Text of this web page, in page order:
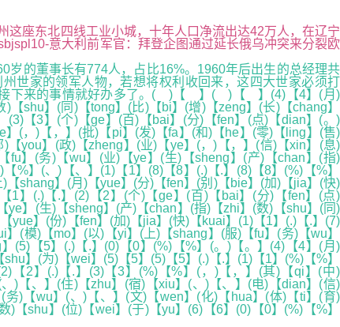
座东北四线工业小城，十年人口净流出达42万人，在辽宁
意大利前军官：拜登企图通过延长俄乌冲突来分裂欧
的董事长有774人，占比16%。1960年后出生的总经理共
家的领军人物，若想将权利收回来，这四大世家必须打
接下来的事情就好办多了。( )【 】( )【 】(4)【4】(月)
shu】(同)【tong】(比)【bi】(增)【zeng】(长)【chang】
【3】(个)【ge】(百)【bai】(分)【fen】(点)【dian】(。)
(，)【，】(批)【pi】(发)【fa】(和)【he】(零)【ling】(售)
【you】(政)【zheng】(业)【ye】(，)【，】(信)【xin】(息)
fu】(务)【wu】(业)【ye】(生)【sheng】(产)【chan】(指)
%】(、)【、】(1)【1】(8)【8】(.)【.】(8)【8】(%)【%】
shang】(月)【yue】(分)【fen】(别)【bie】(加)【jia】(快)
1】(.)【.】(2)【2】(个)【ge】(百)【bai】(分)【fen】(点)
ye】(生)【sheng】(产)【chan】(指)【zhi】(数)【shu】(同)
yue】(份)【fen】(加)【jia】(快)【kuai】(1)【1】(.)【.】(7)
(模)【mo】(以)【yi】(上)【shang】(服)【fu】(务)【wu】
(5)【5】(.)【.】(0)【0】(%)【%】(。)【。】(4)【4】(月)
】(为)【wei】(5)【5】(5)【5】(.)【.】(1)【1】(%)【%】
【2】(.)【.】(3)【3】(%)【%】(，)【，】(其)【qi】(中)
)【、】(住)【zhu】(宿)【xiu】(、)【、】(电)【dian】(信)
)【wu】(、)【、】(文)【wen】(化)【hua】(体)【ti】(育)
【shu】(位)【wei】(于)【yu】(6)【6】(0)【0】(%)【%】